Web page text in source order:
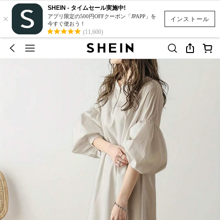
インストール
×
SHEIN - タイムセール実施中!
アプリ限定の500円OFFクーポン「JPAPP」を
今すぐ使おう！
(11,600)